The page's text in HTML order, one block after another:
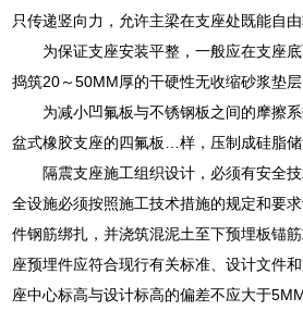
只传递竖向力，允许主梁在支座处既能自由
为保证支座安装平整，一般应在支座
捣筑20～50MM厚的干硬性无收缩砂浆垫层
为减小凹氟板与不锈钢板之间的摩擦
盆式橡胶支座的四氟板…样，压制成硅脂储
隔震支座施工组织设计，必须有安全
全设施必须按照施工技术措施的规定和要
件钢筋绑扎，并浇筑混泥土至下预埋板锚
座预埋件应符合现行有关标准、设计文件
座中心标高与设计标高的偏差不应大于